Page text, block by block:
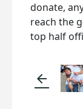
donate,
reach the
top half
arrow_back